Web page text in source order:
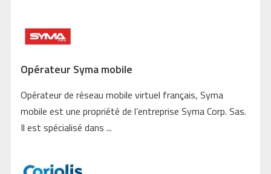
Opérateur Syma mobile
Opérateur de réseau mobile virtuel français, Syma
mobile est une propriété de l’entreprise Syma Corp. Sas.
Il est spécialisé dans ...